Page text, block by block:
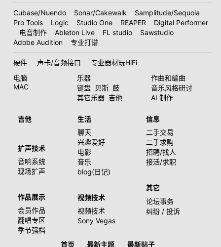
Cubase/Nuendo Sonar/Cakewalk
Samplitude/Sequoia
Pro Tools
Logic Studio One REAPER
Digital Performer
电音制作
Ableton Live FL studio
Sawstudio
Adobe Audition
专业打谱
硬件 声卡/音频接口
专业器材玩HiFi
电脑
MAC
乐器
键盘 贝斯 鼓
其它乐器 吉他
作曲和编曲
音乐风格研讨
AI 制作
吉他
扩声技术
音响系统
现场扩声
作品展示
会员作品
翻唱专区
季节强档
生活
聊天
兴趣爱好
电影
音乐
blog(日记)
视频技术
视频技术
Sony Vegas
信息
二手交易
二手求购
招聘/找人
接活/求职
其它
论坛事务
纠纷 / 投诉
首页 最新主题 最新贴子